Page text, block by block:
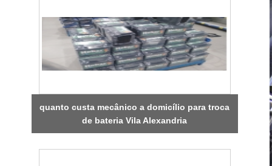
quanto custa mecânico a domicílio para troca
de bateria Vila Alexandria